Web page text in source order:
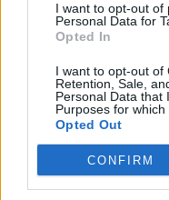
I want to opt-out of
Personal Data for
Opted In
I want to opt-out of
Retention, Sale,
Personal Data that
Purposes for which
Opted Out
CONFIRM
Kriminalai
Paramediko
byloje į laisvę paleistas
vienas įtariamųjų(3)